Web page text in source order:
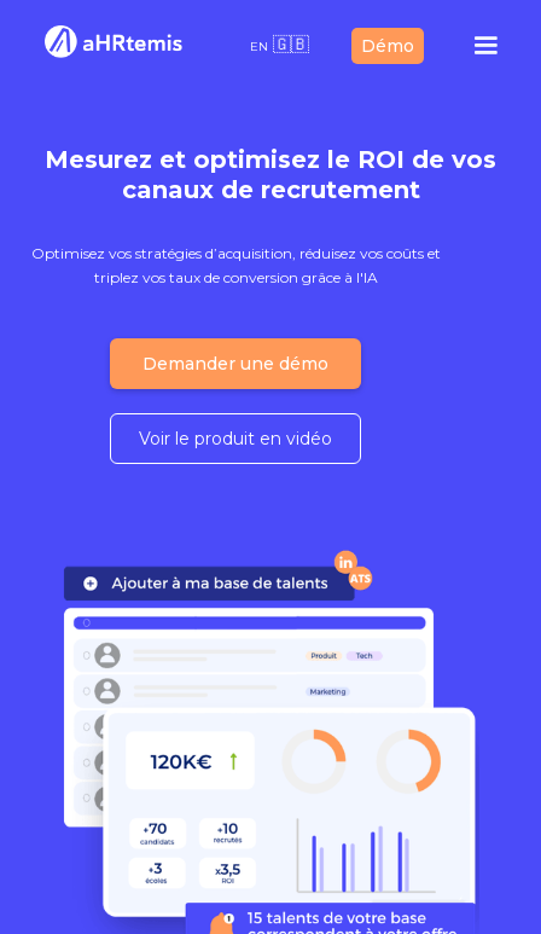
EN 🇬🇧 Démo
Mesurez et optimisez le ROI de vos
canaux de recrutement
Optimisez vos stratégies d’acquisition, réduisez vos coûts et
triplez vos taux de conversion grâce à l'IA
Demander une démo
Voir le produit en vidéo